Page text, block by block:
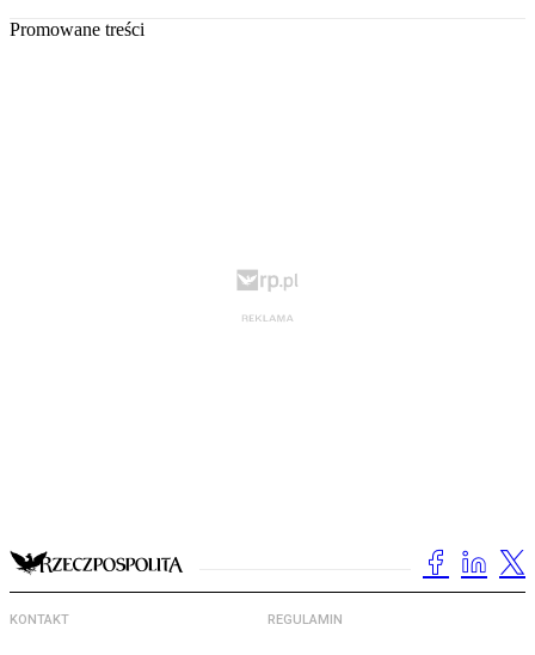
Promowane treści
KONTAKT REGULAMIN